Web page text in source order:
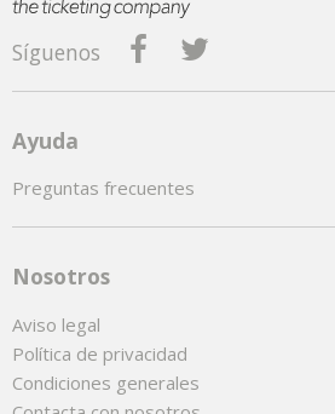
Síguenos
Ayuda
Preguntas frecuentes
Nosotros
Aviso legal
Política de privacidad
Condiciones generales